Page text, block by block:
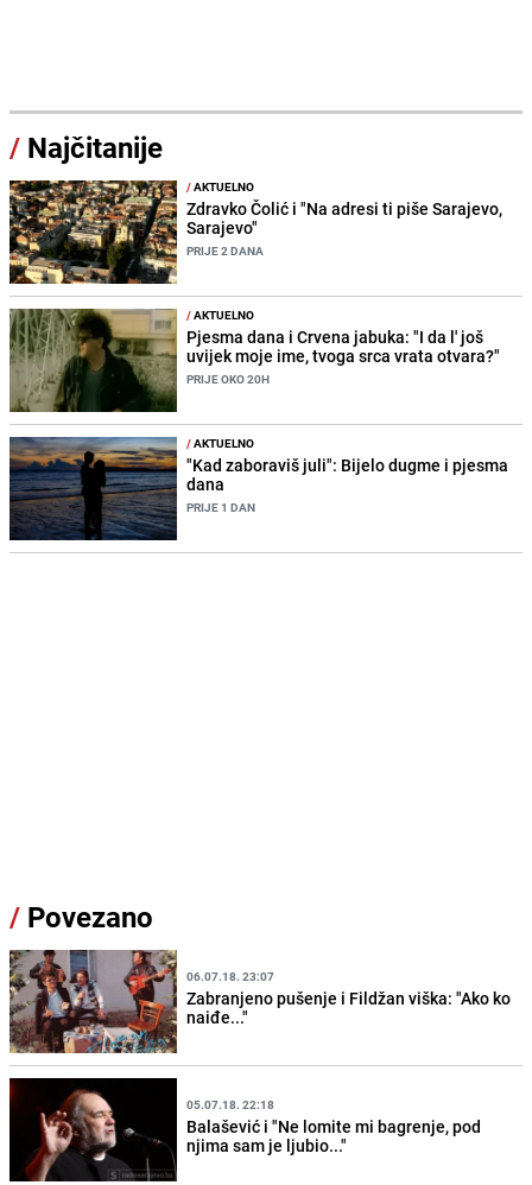
/ Najčitanije
/AKTUELNO
Zdravko Čolić i "Na adresi ti piše Sarajevo,
Sarajevo"
PRIJE 2 DANA
/AKTUELNO
Pjesma dana i Crvena jabuka: "I da l' još
uvijek moje ime, tvoga srca vrata otvara?"
PRIJE OKO 20H
/AKTUELNO
"Kad zaboraviš juli": Bijelo dugme i pjesma
dana
PRIJE 1 DAN
/ Povezano
06.07.18. 23:07
Zabranjeno pušenje i Fildžan viška: "Ako ko
naiđe..."
05.07.18. 22:18
Balašević i "Ne lomite mi bagrenje, pod
njima sam je ljubio..."